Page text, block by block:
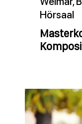
Hörsaal